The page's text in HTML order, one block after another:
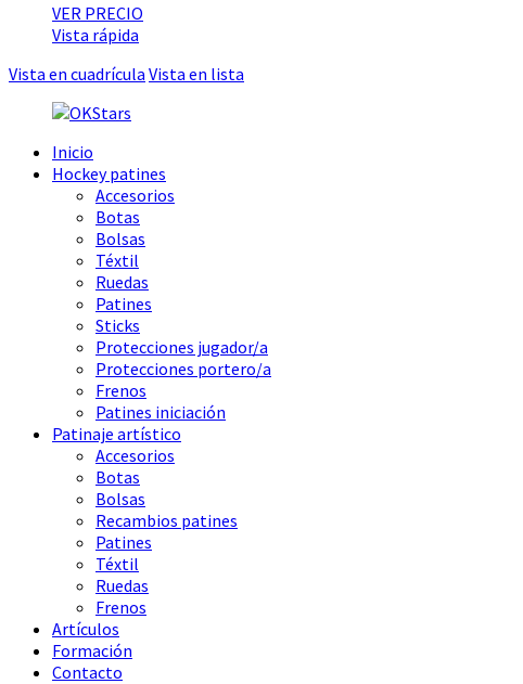
VER PRECIO
Vista rápida
Vista en cuadrícula Vista en lista
Inicio
Hockey patines
Accesorios
Botas
Bolsas
Téxtil
Ruedas
Patines
Sticks
Protecciones jugador/a
Protecciones portero/a
Frenos
Patines iniciación
Patinaje artístico
Accesorios
Botas
Bolsas
Recambios patines
Patines
Téxtil
Ruedas
Frenos
Artículos
Formación
Contacto